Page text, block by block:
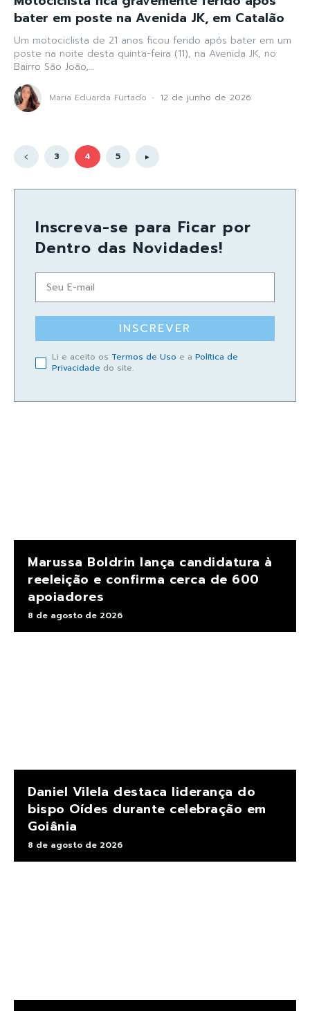
bater em poste na Avenida JK, em Catalão
Um motociclista de 21 anos ficou ferido após bater em um
poste na noite desta quinta-feira (11), na Avenida JK, no
Bairro São João,...
Maria Eduarda Furtado - 12 de junho de 2026
3 4 5
Inscreva-se para Ficar por
Dentro das Novidades!
INSCREVER
Li e aceito os Termos de Uso e a Política de
Privacidade do site.
Marussa Boldrin lança candidatura à
reeleição e confirma cerca de 600
apoiadores
8 de agosto de 2026
Daniel Vilela destaca liderança do
bispo Oídes durante celebração em
Goiânia
8 de agosto de 2026